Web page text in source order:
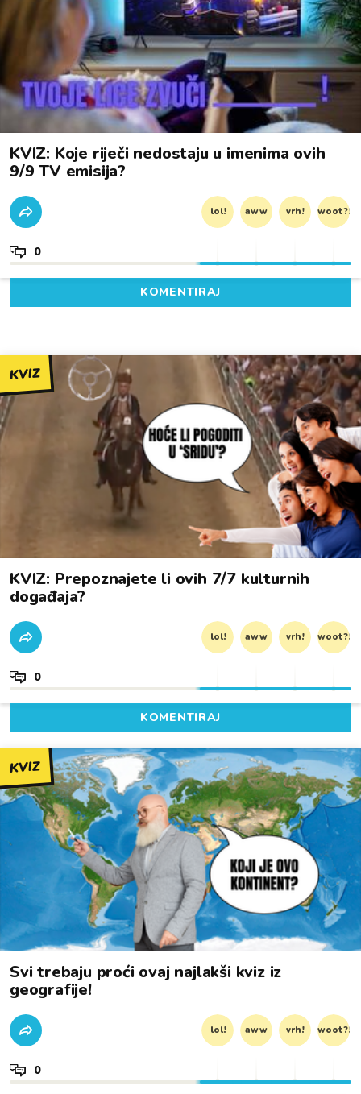
KVIZ: Koje riječi nedostaju u imenima ovih
9/9 TV emisija?
lol! aww vrh! woot?!
0
KOMENTIRAJ
KVIZ
KVIZ: Prepoznajete li ovih 7/7 kulturnih
događaja?
lol! aww vrh! woot?!
0
KOMENTIRAJ
KVIZ
Svi trebaju proći ovaj najlakši kviz iz
geografije!
lol! aww vrh! woot?!
0